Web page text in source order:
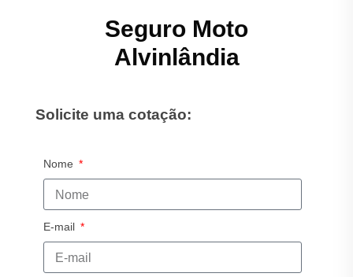
Seguro Moto
Alvinlândia
Solicite uma cotação:
Nome
E-mail